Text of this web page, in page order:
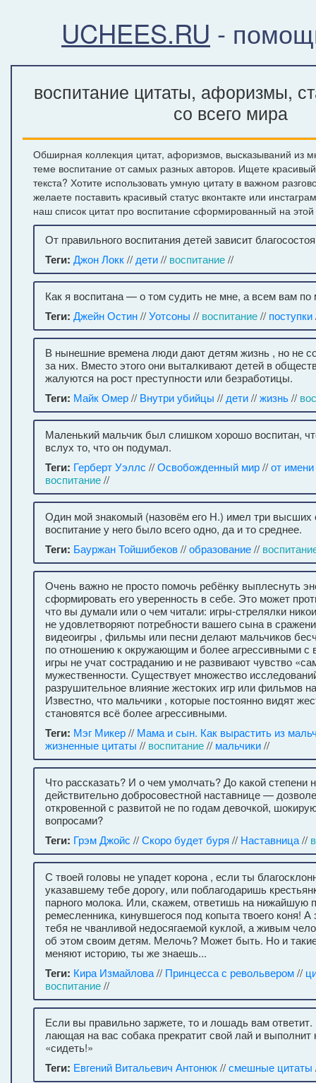
UCHEES.RU -
воспитание цитаты, афоризмы,
со всего мира
Обширная коллекция цитат, афоризмов, высказываний из
теме воспитание от самых разных авторов. Ищете
текста? Хотите использовать умную цитату в важном
желаете поставить красивый статус вконтакте или
наш список цитат про воспитание сформированный на
От правильного воспитания детей зависит
Теги: Джон Локк// дети// воспитание//
Как я воспитана — о том судить не мне, а всем вам по
Теги: Джейн Остин//Уотсоны // воспитание// поступки
В нынешние времена люди дают детям жизнь , но не
за них. Вместо этого они выталкивают детей в
жалуются на рост преступности или безработицы.
Теги: Майк Омер// Внутри убийцы // дети//жизнь//
Маленький мальчик был слишком хорошо воспитан,
вслух то, что он подумал.
Теги: Герберт Уэллс //Освобожденный мир//от
воспитание//
Один мой знакомый (назовём его Н.) имел три высших
воспитание у него было всего одно, да и то среднее.
Теги: Бауржан Тойшибеков//образование//
Очень важно не просто помочь ребёнку выплеснуть
сформировать его уверенность в себе. Это может
что вы думали или о чем читали: игры-стрелялки
не удовлетворяют потребности вашего сына в
видеоигры , фильмы или песни делают мальчиков
по отношению к окружающим и более агрессивными с
игры не учат состраданию и не развивают чувство
мужественности. Существует множество
разрушительное влияние жестоких игр или фильмов
Известно, что мальчики , которые постоянно видят
становятся всё более агрессивными.
Теги: Мэг Микер// Мама и сын. Как вырастить из
жизненные цитаты // воспитание// мальчики//
Что рассказать? И о чем умолчать? До какой степени
действительно добросовестной наставнице —
откровенной с развитой не по годам девочкой,
вопросами?
Теги: Грэм Джойс //Скоро будет буря // Наставница//
С твоей головы не упадет корона , если ты
указавшему тебе дорогу, или поблагодаришь
парного молока. Или, скажем, ответишь на нижайшую
ремесленника, кинувшегося под копыта твоего коня!
тебя не чванливой недосягаемой куклой, а живым
об этом своим детям. Мелочь? Может быть. Но и
меняют историю, ты же знаешь...
Теги: Кира Измайлова// Принцесса с револьвером//
воспитание//
Если вы правильно заржете, то и лошадь вам ответит.
лающая на вас собака прекратит свой лай и выполнит
«сидеть!»
Теги: Евгений Витальевич Антонюк//смешные цитаты